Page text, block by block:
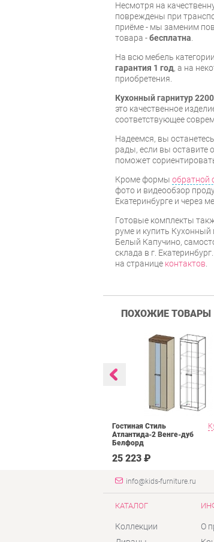
Несмотря на
повреждены при
приёме - мы заменим
товара -бесплатна.
На всю мебель
гарантия 1 год, а на
приобретения.
Кухонный гарнитур
это качественное
соответствующее
Надеемся, вы
рады, если вы оставите
поможет
Кроме формы обратной
фото и видеообзор
Екатеринбурге и через
Готовые комплекты
руме и купить
Белый Капучино,
склада в г.
на странице контактов.
ПОХОЖИЕ ТОВАРЫ
Гостиная Стиль
Атлантида-2 Венге-дуб
Белфорд
25 223 ₽
info@kids-furniture.ru
КАТАЛОГ
Коллекции
О